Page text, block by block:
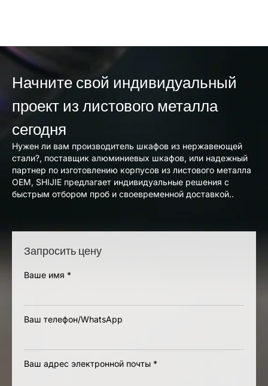
Начните свой индивидуальный
проект из листового металла
сегодня
Нужен ли вам производитель шкафов из нержавеющей
стали?, поставщик алюминиевых шкафов, или надежный
партнер по изготовлению корпусов из листового металла
OEM, SHIJIE предлагает индивидуальные решения с
быстрым отбором проб и своевременной доставкой..
Запросить цену
Ваше имя *
Ваш телефон/WhatsApp
Ваш адрес электронной почты *